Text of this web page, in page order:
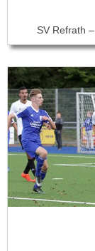
SV Refrath